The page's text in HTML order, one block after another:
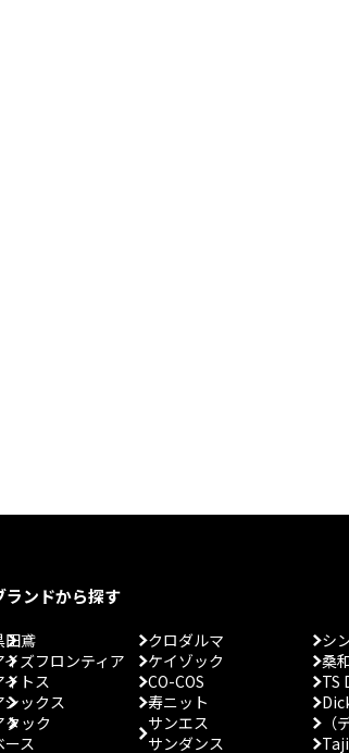
ランドから探す
田鳶
イズフロンティア
イトス
シックス
タック
ース
クロダルマ
ケイゾック
CO-COS
寿ニット
サンエス
サンダンス
シ
桑
TS
（